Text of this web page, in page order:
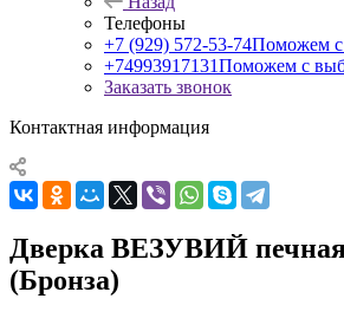
Телефоны
+7 (929) 572-53-74Поможем
+74993917131Поможем с
Заказать звонок
Контактная информация
Дверка ВЕЗУВИЙ
(Бронза)